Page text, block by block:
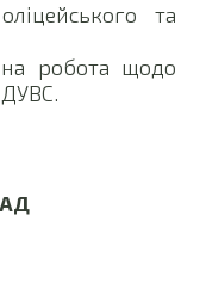
та
робота щодо